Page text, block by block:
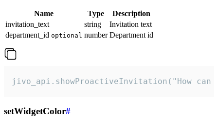
Name Type
Description
invitation_text
string
Invitation text
department_id optional number Department id
jivo_api.showProactiveInvitation("How
setWidgetColor#